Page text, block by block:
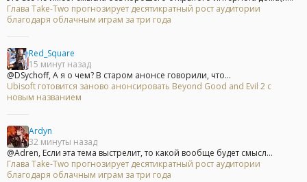
Глава Take-Two прогнозирует десятикратный рост аудитории
благодаря облачным играм за три года
Red_Square
15 минут назад
@DSychoff, А я о чем? В старом анонсе говорили, что...
Ubisoft готовится заново анонсировать Beyond Good and Evil 2 с
новым названием
Ardyn
32 минуты назад
@Adren, Если эта тема выстрелит, то какой вообще будет смысл...
Глава Take-Two прогнозирует десятикратный рост аудитории
благодаря облачным играм за три года